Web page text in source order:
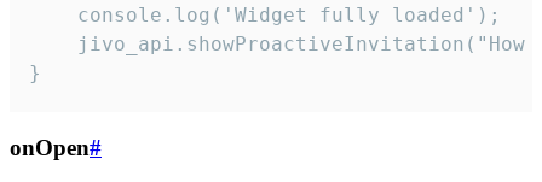
    console.log('Widget fully loaded');
jivo_api.showProactiveInvitation("How
}
onOpen#